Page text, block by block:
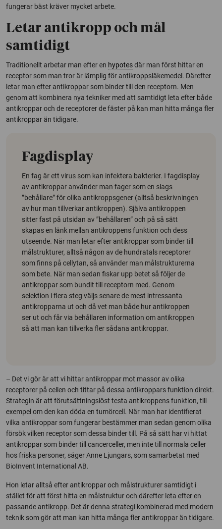
fungerar bäst kräver mycket arbete.
Letar antikropp och mål
samtidigt
Traditionellt arbetar man efter en hypotesdär man först hittar en
receptor som man tror är lämplig för antikroppsläkemedel. Därefter
letar man efter antikroppar som binder till den receptorn. Men
genom att kombinera nya tekniker med att samtidigt leta efter både
antikroppar och de receptorer de fäster på kan man hitta många fler
antikroppar än tidigare.
Fagdisplay
En fag är ett virus som kan infektera bakterier. I fagdisplay
av antikroppar använder man fager som en slags
”behållare” för olika antikroppsgener (alltså beskrivningen
av hur man tillverkar antikroppen). Själva antikroppen
sitter fast på utsidan av ”behållaren” och på så sätt
skapas en länk mellan antikroppens funktion och dess
utseende. När man letar efter antikroppar som binder till
målstrukturer, alltså någon av de hundratals receptorer
som finns på cellytan, så använder man målstrukturerna
som bete. När man sedan fiskar upp betet så följer de
antikroppar som bundit till receptorn med. Genom
selektion i flera steg väljs senare de mest intressanta
antikropparna ut och då vet man både hur antikroppen
ser ut och får via behållaren information om antikroppen
så att man kan tillverka fler sådana antikroppar.
– Det vi gör är att vi hittar antikroppar mot massor av olika
receptorer på cellen och tittar på dessa antikroppars funktion direkt.
Strategin är att förutsättningslöst testa antikroppens funktion, till
exempel om den kan döda en tumörcell. När man har identifierat
vilka antikroppar som fungerar bestämmer man sedan genom olika
försök vilken receptor som dessa binder till. På så sätt har vi hittat
antikroppar som binder till cancerceller, men inte till normala celler
hos friska personer, säger Anne Ljungars, som samarbetat med
BioInvent International AB.
Hon letar alltså efter antikroppar och målstrukturer samtidigt i
stället för att först hitta en målstruktur och därefter leta efter en
passande antikropp. Det är denna strategi kombinerad med modern
teknik som gör att man kan hitta många fler antikroppar än tidigare.